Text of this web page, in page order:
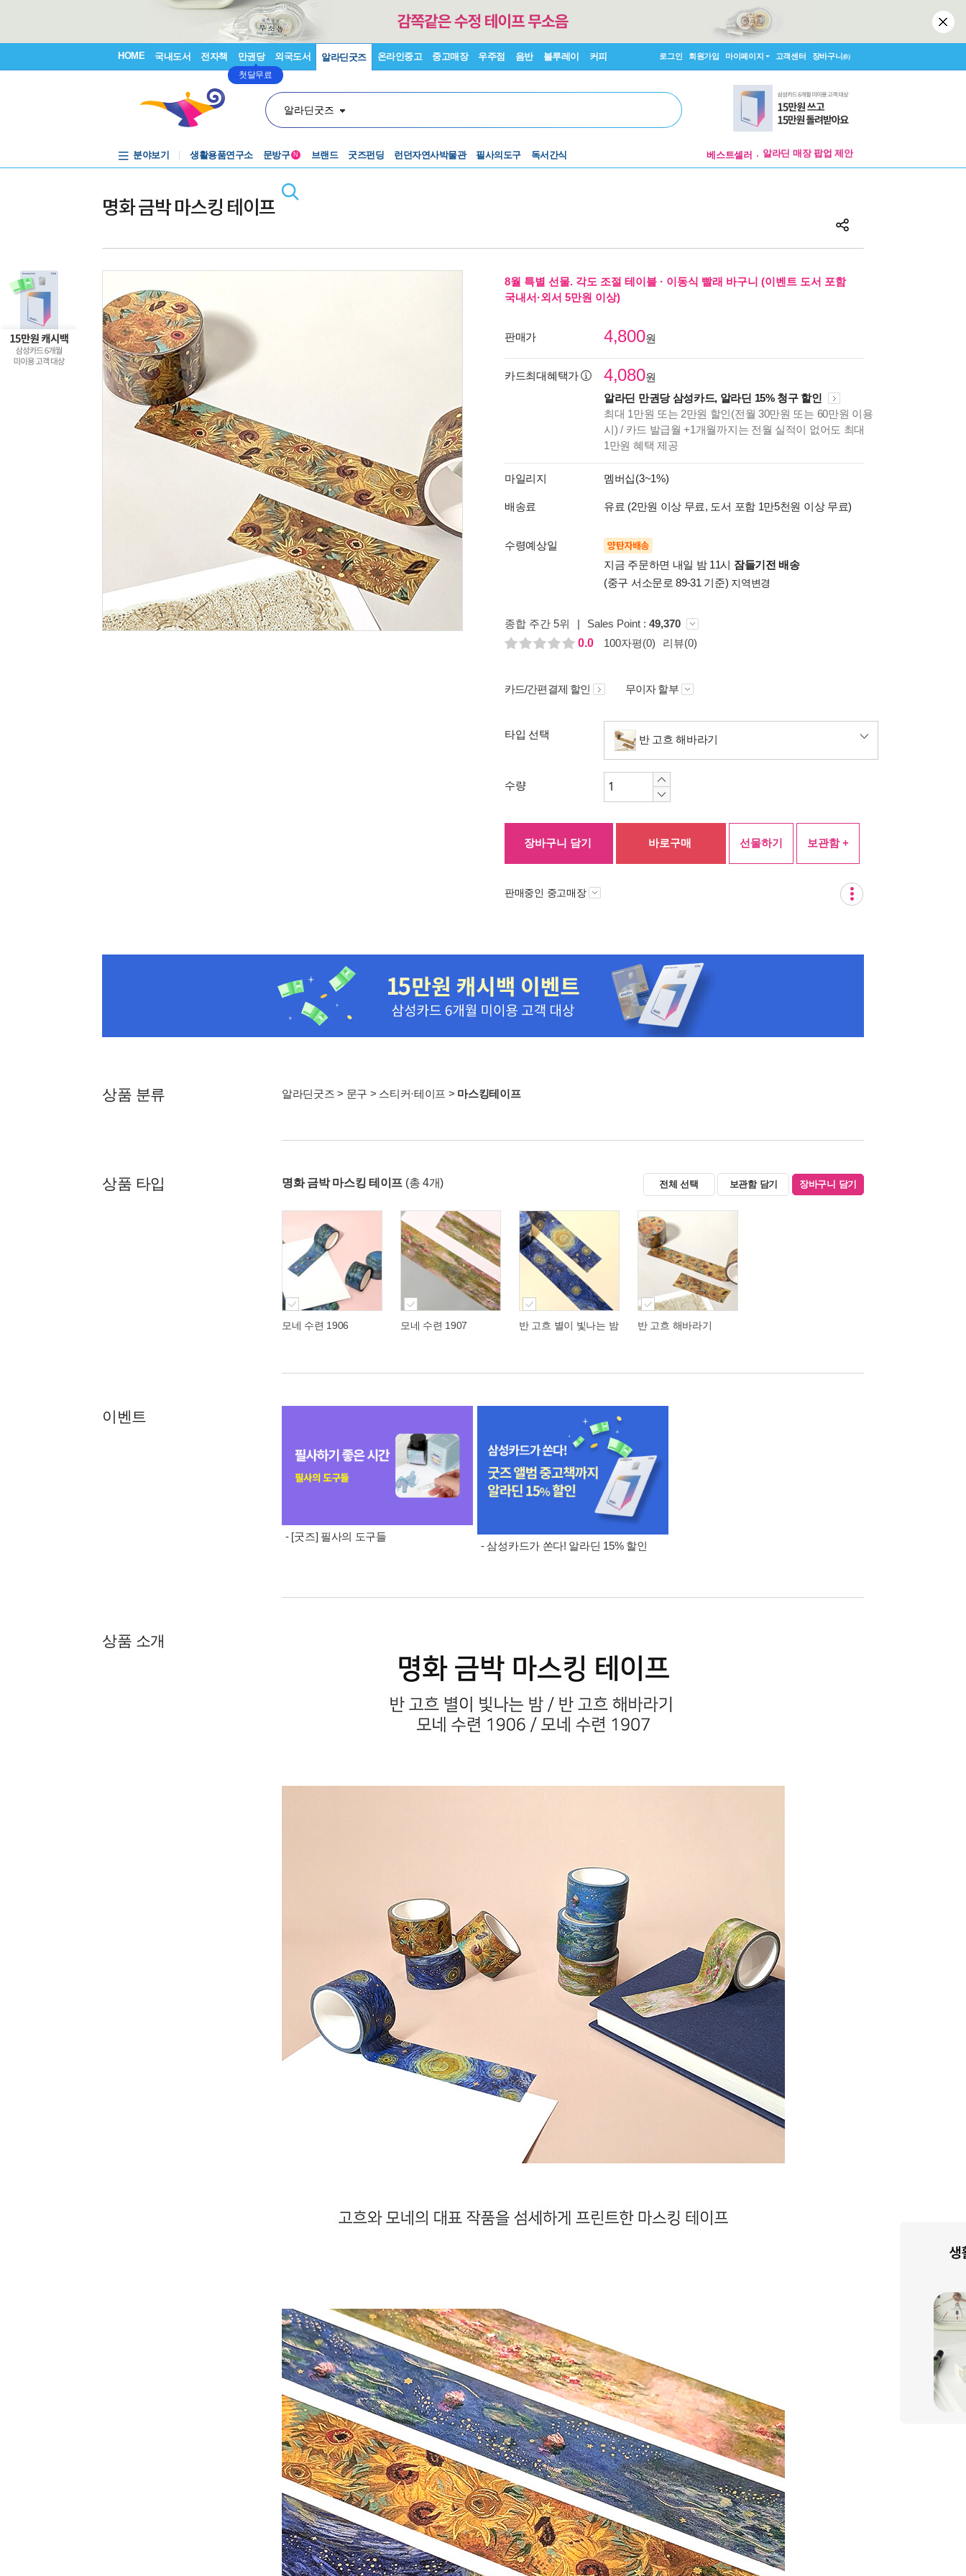
HOME 국내도서 전자책 만권당
첫달무료
외국도서 알라딘굿즈 온라인중고 중고매장 우주점 음반 블루레이 커피 로그인 회원가입 마이페이지 고객센터 장바구니(0)
알라딘굿즈
분야보기 생활용품연구소 문방구 N 브랜드 굿즈펀딩 런던자연사박물관 필사의도구 독서간식 베스트셀러
굿즈 파트너 신청
명화 금박 마스킹 테이프
8월 특별 선물. 각도 조절 테이블 · 이동식 빨래 바구니 (이벤트 도서 포함
국내서·외서 5만원 이상)
판매가 4,800원
카드최대혜택가 4,080원
알라딘 만권당 삼성카드, 알라딘 15% 청구 할인
최대 1만원 또는 2만원 할인(전월 30만원 또는 60만원 이용
시) / 카드 발급월 +1개월까지는 전월 실적이 없어도 최대
1만원 혜택 제공
마일리지 멤버십(3~1%)
배송료 유료 (2만원 이상 무료, 도서 포함 1만5천원 이상 무료)
수령예상일 양탄자배송
지금 주문하면 내일 밤 11시 잠들기전 배송
(중구 서소문로 89-31 기준) 지역변경
종합 주간 5위 | Sales Point : 49,370
0.0
100자평(0) 리뷰(0)
카드/간편결제 할인 무이자 할부
타입 선택 반 고흐 해바라기
수량
장바구니 담기 바로구매 선물하기 보관함 +
판매중인 중고매장
상품 분류 알라딘굿즈 > 문구 > 스티커·테이프 > 마스킹테이프
상품 타입 명화 금박 마스킹 테이프 (총 4개) 전체 선택 보관함 담기 장바구니 담기
모네 수련 1906 모네 수련 1907 반 고흐 별이 빛나는 밤 반 고흐 해바라기
이벤트
- [굿즈] 필사의 도구들
- 삼성카드가 쏜다! 알라딘 15% 할인
상품 소개